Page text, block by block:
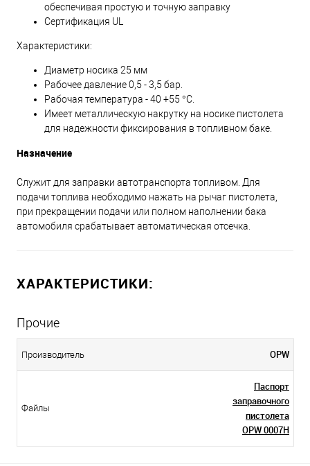
обеспечивая простую и точную заправку
Сертификация UL
Характеристики:
Диаметр носика 25 мм
Рабочее давление 0,5 - 3,5 бар.
Рабочая температура - 40 +55 °С.
Имеет металлическую накрутку на носике пистолета
для надежности фиксирования в топливном баке.
Назначение
Служит для заправки автотранспорта топливом. Для
подачи топлива необходимо нажать на рычаг пистолета,
при прекращении подачи или полном наполнении бака
автомобиля срабатывает автоматическая отсечка.
ХАРАКТЕРИСТИКИ:
Прочие
Производитель OPW
Файлы
Паспорт
заправочного
пистолета
OPW 0007H